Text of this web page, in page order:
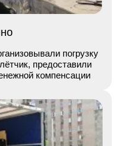
погрузку
предоставили
компенсации